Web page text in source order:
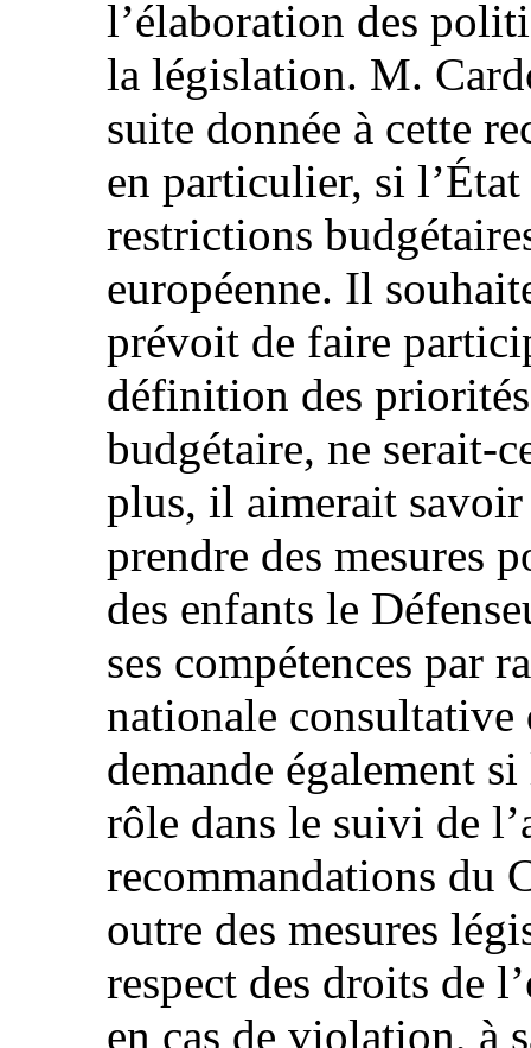
l’élaboration des
la législation. M.
suite donnée à cette
en particulier, si
restrictions
européenne. Il
prévoit de faire
définition des
budgétaire, ne serait-
plus, il aimerait
prendre des mesures
des enfants le
ses compétences par
nationale consultative
demande également
rôle dans le suivi de
recommandations du
outre des mesures
respect des droits de
en cas de violation, à